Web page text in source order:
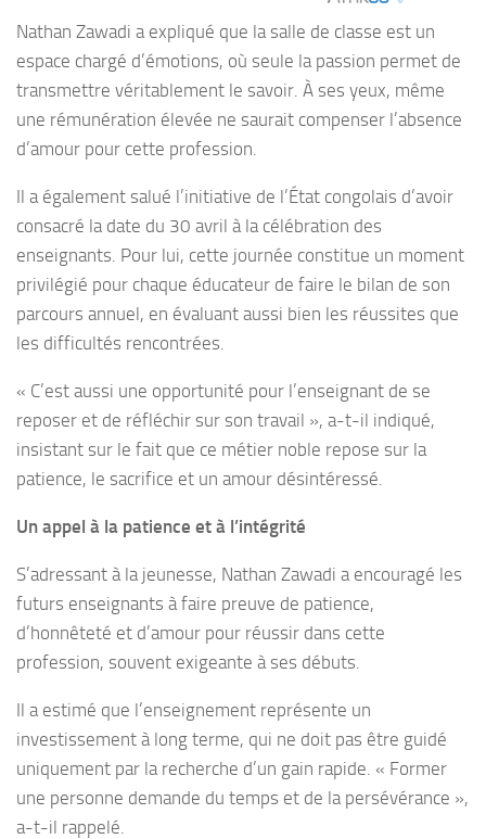
Nathan Zawadi a expliqué que la salle de classe est un
espace chargé d’émotions, où seule la passion permet de
transmettre véritablement le savoir. À ses yeux, même
une rémunération élevée ne saurait compenser l’absence
d’amour pour cette profession.
Il a également salué l’initiative de l’État congolais d’avoir
consacré la date du 30 avril à la célébration des
enseignants. Pour lui, cette journée constitue un moment
privilégié pour chaque éducateur de faire le bilan de son
parcours annuel, en évaluant aussi bien les réussites que
les difficultés rencontrées.
« C’est aussi une opportunité pour l’enseignant de se
reposer et de réfléchir sur son travail », a-t-il indiqué,
insistant sur le fait que ce métier noble repose sur la
patience, le sacrifice et un amour désintéressé.
Un appel à la patience et à l’intégrité
S’adressant à la jeunesse, Nathan Zawadi a encouragé les
futurs enseignants à faire preuve de patience,
d’honnêteté et d’amour pour réussir dans cette
profession, souvent exigeante à ses débuts.
Il a estimé que l’enseignement représente un
investissement à long terme, qui ne doit pas être guidé
uniquement par la recherche d’un gain rapide. « Former
une personne demande du temps et de la persévérance »,
a-t-il rappelé.